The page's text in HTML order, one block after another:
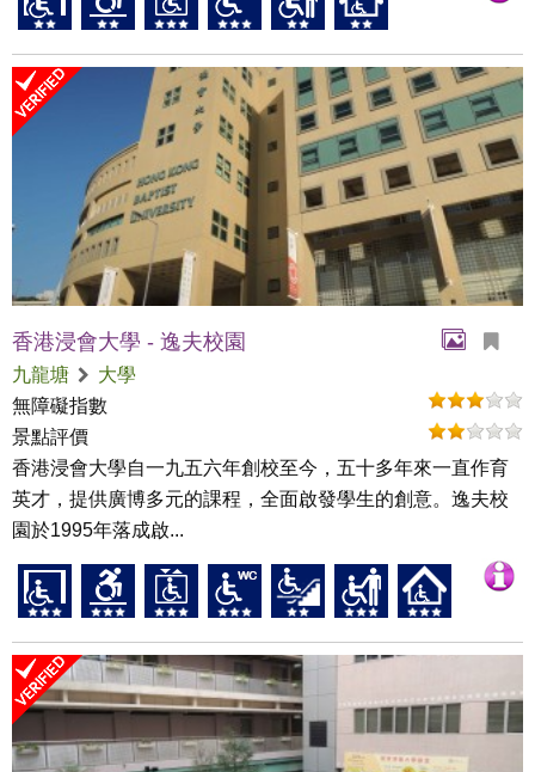
香港浸會大學 - 逸夫校園
九龍塘
大學
無障礙指數
景點評價
香港浸會大學自一九五六年創校至今，五十多年來一直作育
英才，提供廣博多元的課程，全面啟發學生的創意。逸夫校
園於1995年落成啟...